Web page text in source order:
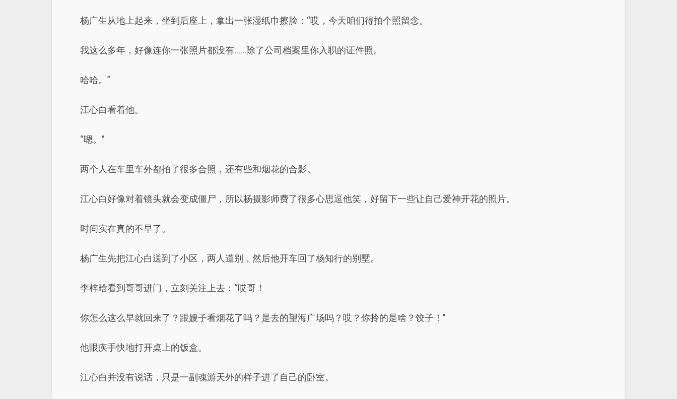
杨广生从地上起来，坐到后座上，拿出一张湿纸巾擦脸：“哎，今天咱们得拍个照留念。
我这么多年，好像连你一张照片都没有……除了公司档案里你入职的证件照。
哈哈。”
江心白看着他。
“嗯。”
两个人在车里车外都拍了很多合照，还有些和烟花的合影。
江心白好像对着镜头就会变成僵尸，所以杨摄影师费了很多心思逗他笑，好留下一些让自己爱神开花的照片。
时间实在真的不早了。
杨广生先把江心白送到了小区，两人道别，然后他开车回了杨知行的别墅。
李梓晗看到哥哥进门，立刻关注上去：“哎哥！
你怎么这么早就回来了？跟嫂子看烟花了吗？是去的望海广场吗？哎？你拎的是啥？饺子！”
他眼疾手快地打开桌上的饭盒。
江心白并没有说话，只是一副魂游天外的样子进了自己的卧室。